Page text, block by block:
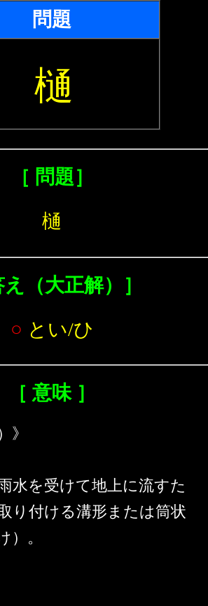
問題
樋
［ 問題］
樋
え（大正解）］
○ とい/ひ
［ 意味 ］
》
水を受けて地上に流すた
り付ける溝形または筒状
）。